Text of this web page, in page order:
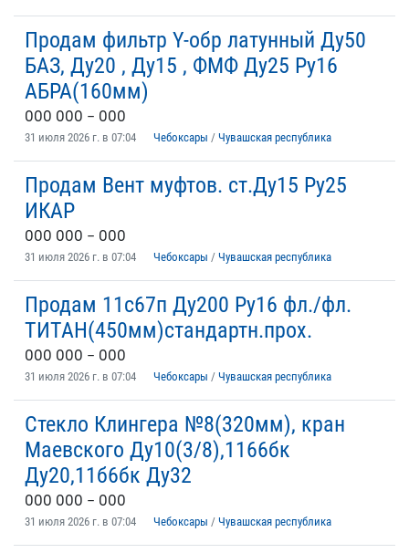
Продам фильтр Y-обр латунный Ду50
БАЗ, Ду20 , Ду15 , ФМФ Ду25 Ру16
АБРА(160мм)
ООО ООО – ООО
31 июля 2026 г. в 07:04 Чебоксары / Чувашская республика
Продам Вент муфтов. ст.Ду15 Ру25
ИКАР
ООО ООО – ООО
31 июля 2026 г. в 07:04 Чебоксары / Чувашская республика
Продам 11c67п Ду200 Ру16 фл./фл.
ТИТАН(450мм)стандартн.прох.
ООО ООО – ООО
31 июля 2026 г. в 07:04 Чебоксары / Чувашская республика
Стекло Клингера №8(320мм), кран
Маевского Ду10(3/8),1166бк
Ду20,11б6бк Ду32
ООО ООО – ООО
31 июля 2026 г. в 07:04 Чебоксары / Чувашская республика